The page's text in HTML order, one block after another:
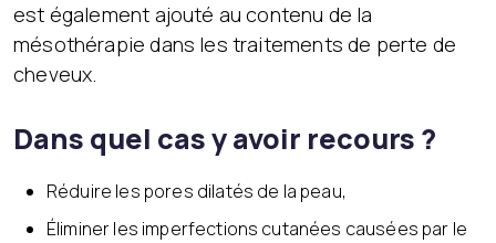
est également ajouté au contenu de la
mésothérapie dans les traitements de perte de
cheveux.
Dans quel cas y avoir recours ?
Réduire les pores dilatés de la peau,
Éliminer les imperfections cutanées causées par le